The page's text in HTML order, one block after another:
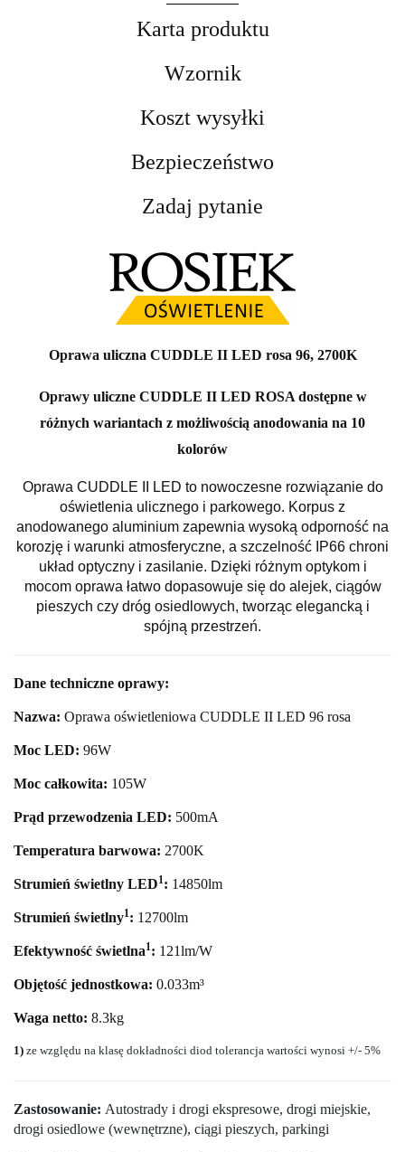
Karta produktu
Wzornik
Koszt wysyłki
Bezpieczeństwo
Zadaj pytanie
Oprawa uliczna CUDDLE II LED rosa 96, 2700K
Oprawy uliczne CUDDLE II LED ROSA dostępne w
różnych wariantach z możliwością anodowania na 10
kolorów
Oprawa CUDDLE II LED to nowoczesne rozwiązanie do
oświetlenia ulicznego i parkowego. Korpus z
anodowanego aluminium zapewnia wysoką odporność na
korozję i warunki atmosferyczne, a szczelność IP66 chroni
układ optyczny i zasilanie. Dzięki różnym optykom i
mocom oprawa łatwo dopasowuje się do alejek, ciągów
pieszych czy dróg osiedlowych, tworząc elegancką i
spójną przestrzeń.
Dane techniczne oprawy:
Nazwa: Oprawa oświetleniowa CUDDLE II LED 96 rosa
Moc LED: 96W
Moc całkowita: 105W
Prąd przewodzenia LED: 500mA
Temperatura barwowa: 2700K
Strumień świetlny LED1 : 14850lm
Strumień świetlny1 : 12700lm
Efektywność świetlna1 : 121lm/W
Objętość jednostkowa: 0.033m³
Waga netto: 8.3kg
1) ze względu na klasę dokładności diod tolerancja wartości wynosi +/- 5%
Zastosowanie: Autostrady i drogi ekspresowe, drogi miejskie,
drogi osiedlowe (wewnętrzne), ciągi pieszych, parkingi